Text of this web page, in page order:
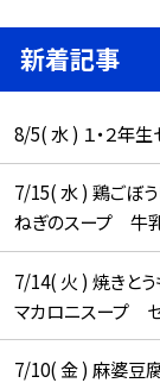
新着記事
8/5( 水 ) １・２年
7/15( 水 ) 鶏ごぼ
ねぎのスープ 牛
7/14( 火 ) 焼きと
マカロニスープ セ
7/10( 金 ) 麻婆豆